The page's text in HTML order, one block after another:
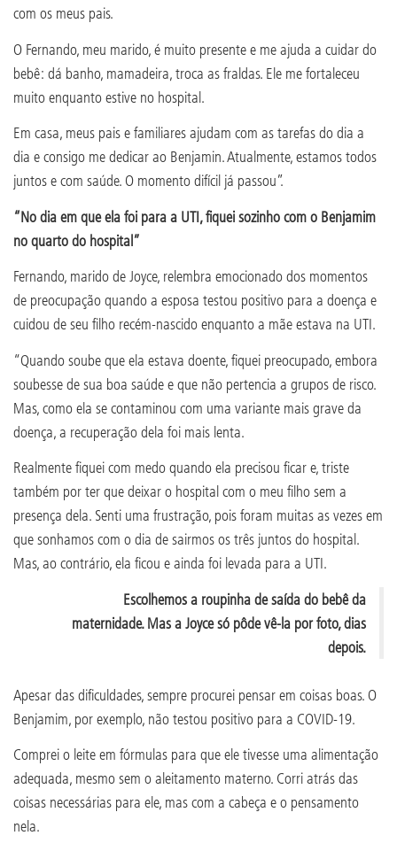
com os meus pais.
O Fernando, meu marido, é muito presente e me ajuda a cuidar do
bebê: dá banho, mamadeira, troca as fraldas. Ele me fortaleceu
muito enquanto estive no hospital.
Em casa, meus pais e familiares ajudam com as tarefas do dia a
dia e consigo me dedicar ao Benjamin. Atualmente, estamos todos
juntos e com saúde. O momento difícil já passou”.
“No dia em que ela foi para a UTI, fiquei sozinho com o Benjamim
no quarto do hospital”
Fernando, marido de Joyce, relembra emocionado dos momentos
de preocupação quando a esposa testou positivo para a doença e
cuidou de seu filho recém-nascido enquanto a mãe estava na UTI.
“Quando soube que ela estava doente, fiquei preocupado, embora
soubesse de sua boa saúde e que não pertencia a grupos de risco.
Mas, como ela se contaminou com uma variante mais grave da
doença, a recuperação dela foi mais lenta.
Realmente fiquei com medo quando ela precisou ficar e, triste
também por ter que deixar o hospital com o meu filho sem a
presença dela. Senti uma frustração, pois foram muitas as vezes em
que sonhamos com o dia de sairmos os três juntos do hospital.
Mas, ao contrário, ela ficou e ainda foi levada para a UTI.
Escolhemos a roupinha de saída do bebê da
maternidade. Mas a Joyce só pôde vê-la por foto, dias
depois.
Apesar das dificuldades, sempre procurei pensar em coisas boas. O
Benjamim, por exemplo, não testou positivo para a COVID-19.
Comprei o leite em fórmulas para que ele tivesse uma alimentação
adequada, mesmo sem o aleitamento materno. Corri atrás das
coisas necessárias para ele, mas com a cabeça e o pensamento
nela.